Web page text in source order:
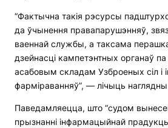
“Фактычна такія рэсурсы
да ўчынення правапарушэнняў,
ваеннай службы, а таксама
дзейнасці кампетэнтных органаў
асабовым складам Узброеных сіл і
фарміраванняў”, — лічыць
Паведамляецца, што “судом
прызнанні інфармацыйнай